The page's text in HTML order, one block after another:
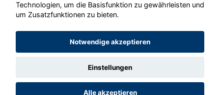
© konjunkturmotor.de GmbH 2020 - 2026
Technologien, um die Basisfunktion zu gewährleisten und
um Zusatzfunktionen zu bieten.
Notwendige akzeptieren
Einstellungen
Alle akzeptieren